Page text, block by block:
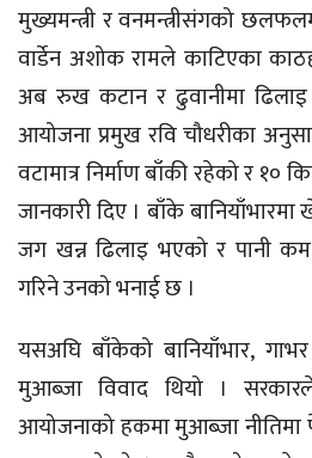
मुख्यमन्त्री र वनमन्त्रीसंगको छलफलमा
वार्डेन अशोक रामले काटिएका
अब रुख कटान र ढुवानीमा ढिलाइ
आयोजना प्रमुख रवि चौधरीका
वटामात्र निर्माण बाँकी रहेको र १०
जानकारी दिए । बाँके बानियाँभारमा
जग खन्न ढिलाइ भएको र पानी
गरिने उनको भनाई छ ।
यसअघि बाँकेको बानियाँभार,
मुआब्जा विवाद थियो । सरकारले
आयोजनाको हकमा मुआब्जा नीतिमा